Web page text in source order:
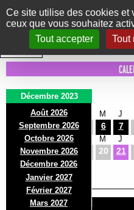
Panneau de gestion des
Ce site utilise des cookies et
ceux que vous souhaitez
Tout accepter
Tout
Le Marni
CONCERTS DANSE/CIRQUE THÉÂTRE
INTRA MUROS
Décembre 2023
Août 2026
Septembre 2026
Octobre 2026
Novembre 2026
Décembre 2026
Janvier 2027
Février 2027
Mars 2027
S
2
D
3
L
4
M
6
J
7
S
16
D
17
L
18
M
20
J
21
S
30
D
31
PRÉSENTATION